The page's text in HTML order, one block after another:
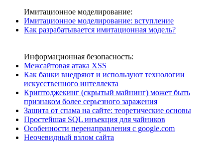
Имитационное моделирование:
Имитационное моделирование: вступление
Как разрабатывается имитационная модель?
Информационная безопасность:
Межсайтовая атака XSS
Как банки внедряют и используют технологии
искусственного интеллекта
Криптоджекинг (скрытый майнинг) может быть
признаком более серьезного заражения
Защита от спама на сайте: теоретические основы
Простейшая SQL инъекция для чайников
Особенности перенаправления с google.com
Неочевидный взлом сайта